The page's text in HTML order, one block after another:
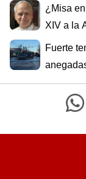
¿Misa
XIV a la
Fuerte